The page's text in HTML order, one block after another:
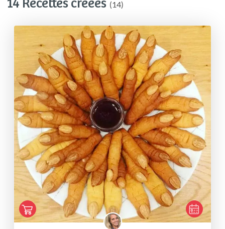
14 Recettes créées (14)